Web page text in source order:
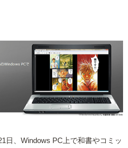
日、Windows PC上で和書やコミッ